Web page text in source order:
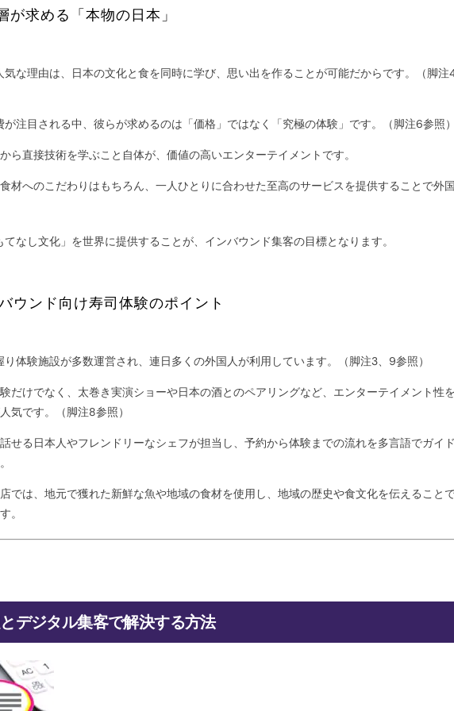
求める「本物の日本」
な理由は、日本の文化と食を同時に学び、思い出を作ることが可能だからです。（脚注
注目される中、彼らが求めるのは「価格」ではなく「究極の体験」です。（脚注6参照）
ら直接技術を学ぶこと自体が、価値の高いエンターテイメントです。
材へのこだわりはもちろん、一人ひとりに合わせた至高のサービスを提供することで外
なし文化」を世界に提供することが、インバウンド集客の目標となります。
ウンド向け寿司体験のポイント
体験施設が多数運営され、連日多くの外国人が利用しています。（脚注3、9参照）
だけでなく、太巻き実演ショーや日本の酒とのペアリングなど、エンターテイメント性
気です。（脚注8参照）
せる日本人やフレンドリーなシェフが担当し、予約から体験までの流れを多言語でガイ
では、地元で獲れた新鮮な魚や地域の食材を使用し、地域の歴史や食文化を伝えることで
。
デジタル集客で解決する方法